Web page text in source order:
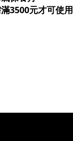
3500元才可使用